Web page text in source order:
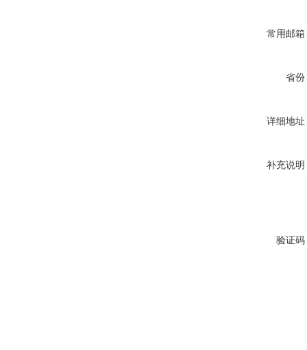
常用邮箱
省份
详细地址
补充说明
验证码